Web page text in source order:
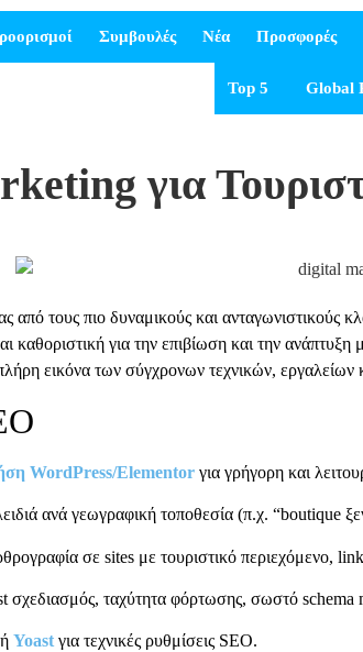
Συμβουλές Νέα Προσφορές
Top 5 Global
για
από τους πιο δυναμικούς και
καθοριστική για την επιβίωση και την
εικόνα των σύγχρονων τεχνικών, εργαλείων
WordPress/Elementor για γρήγορη και
ανά γεωγραφική τοποθεσία (π.χ.
σε sites με τουριστικό περιεχόμενο,
σχεδιασμός, ταχύτητα φόρτωσης, σωστό
Yoast για τεχνικές ρυθμίσεις SEO.